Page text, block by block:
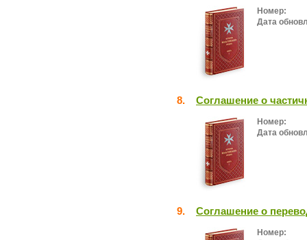
Номер:
Дата
8. Соглашение о
Номер:
Дата
9. Соглашение о
Номер: